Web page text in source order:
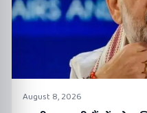
August 8, 2026